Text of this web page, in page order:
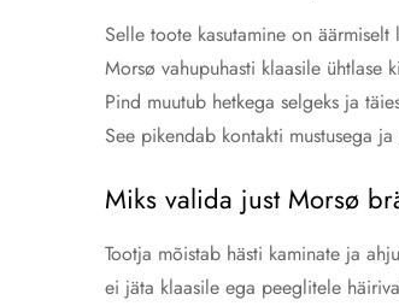
Selle toote kasutamine on
Morsø vahupuhasti klaasile ühtlase
Pind muutub hetkega selgeks ja
See pikendab kontakti mustusega
Miks valida just Morsø
Tootja mõistab hästi kaminate ja
ei jäta klaasile ega peeglitele